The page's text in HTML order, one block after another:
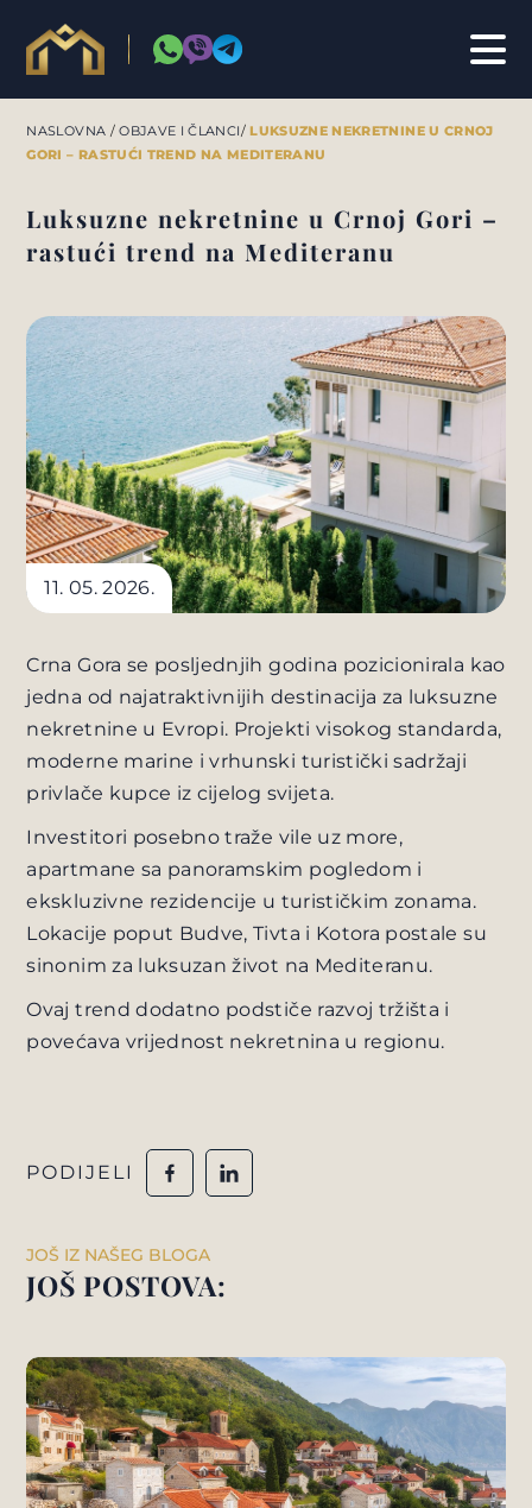
INVESTICIJE & KONSALTING
NASLOVNA /OBJAVE I ČLANCI/LUKSUZNE NEKRETNINE U CRNOJ
GORI – RASTUĆI TREND NA MEDITERANU
Luksuzne nekretnine u Crnoj Gori –
rastući trend na Mediteranu
11. 05. 2026.
Crna Gora se posljednjih godina pozicionirala kao
jedna od najatraktivnijih destinacija za luksuzne
nekretnine u Evropi. Projekti visokog standarda,
moderne marine i vrhunski turistički sadržaji
privlače kupce iz cijelog svijeta.
Investitori posebno traže vile uz more,
apartmane sa panoramskim pogledom i
ekskluzivne rezidencije u turističkim zonama.
Lokacije poput Budve, Tivta i Kotora postale su
sinonim za luksuzan život na Mediteranu.
Ovaj trend dodatno podstiče razvoj tržišta i
povećava vrijednost nekretnina u regionu.
PODIJELI
JOŠ IZ NAŠEG BLOGA
JOŠ POSTOVA: